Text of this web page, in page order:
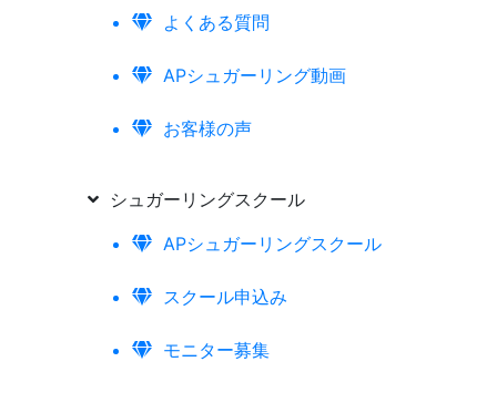
よくある質問
APシュガーリング動画
お客様の声
シュガーリングスクール
APシュガーリングスクール
スクール申込み
モニター募集